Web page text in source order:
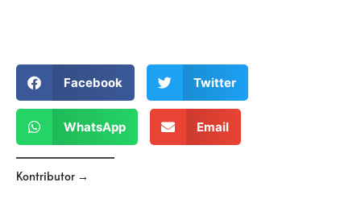
Facebook Twitter
WhatsApp Email
Kontributor →